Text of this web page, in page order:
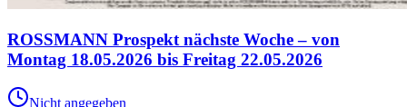
ROSSMANN Prospekt nächste Woche – von
Montag 18.05.2026 bis Freitag 22.05.2026
Nicht angegeben